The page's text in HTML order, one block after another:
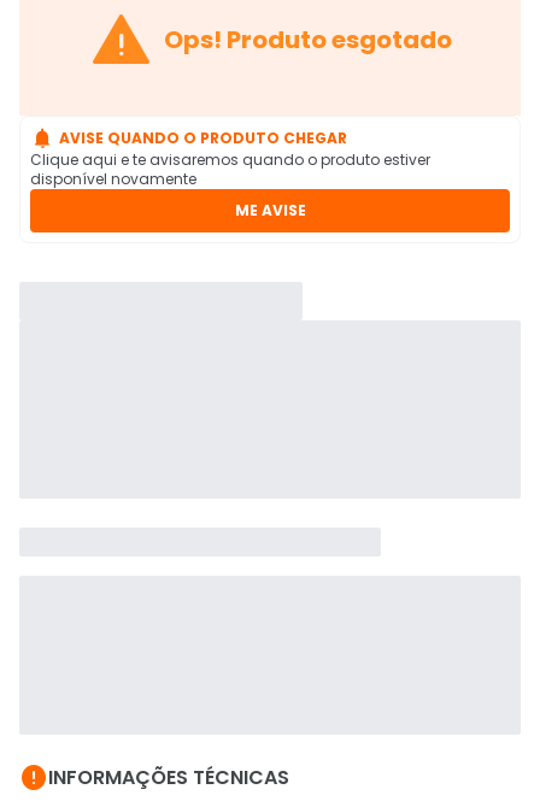
 Ops! Produto esgotado
 AVISE QUANDO O PRODUTO CHEGAR
Clique aqui e te avisaremos quando o produto estiver
disponível novamente
ME AVISE
INFORMAÇÕES TÉCNICAS